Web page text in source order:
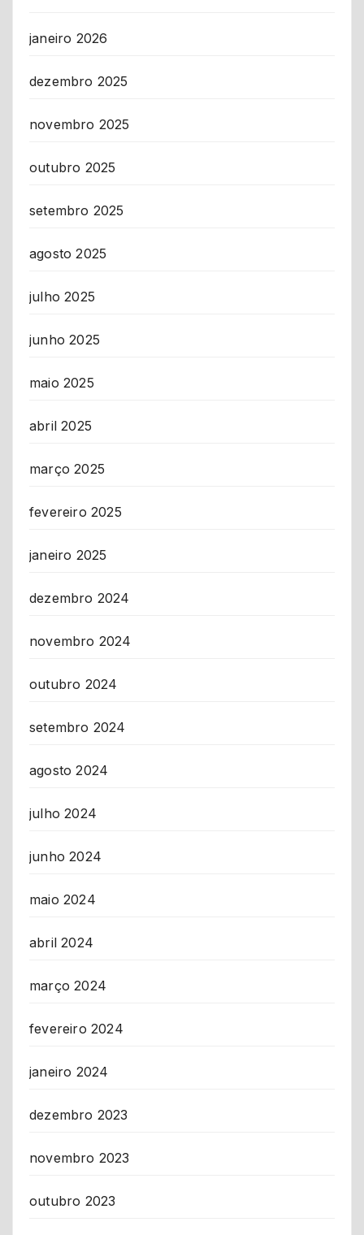
janeiro 2026
dezembro 2025
novembro 2025
outubro 2025
setembro 2025
agosto 2025
julho 2025
junho 2025
maio 2025
abril 2025
março 2025
fevereiro 2025
janeiro 2025
dezembro 2024
novembro 2024
outubro 2024
setembro 2024
agosto 2024
julho 2024
junho 2024
maio 2024
abril 2024
março 2024
fevereiro 2024
janeiro 2024
dezembro 2023
novembro 2023
outubro 2023